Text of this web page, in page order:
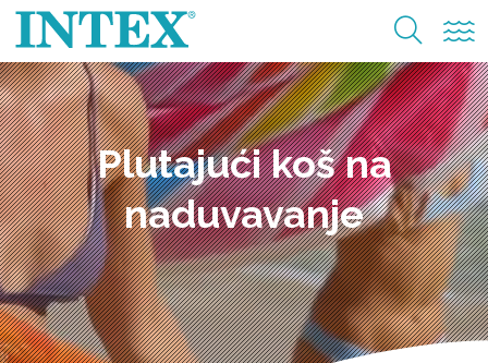
Plutajući koš na
naduvavanje